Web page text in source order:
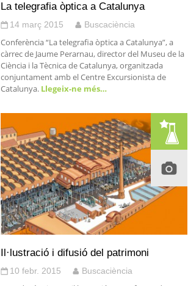
La telegrafia òptica a Catalunya
14 març 2015 Buscaciència
Conferència “La telegrafia òptica a Catalunya”, a
càrrec de Jaume Perarnau, director del Museu de la
Ciència i la Tècnica de Catalunya, organitzada
conjuntament amb el Centre Excursionista de
Catalunya.Llegeix-ne més…
Il·lustració i difusió del patrimoni
10 febr. 2015 Buscaciència